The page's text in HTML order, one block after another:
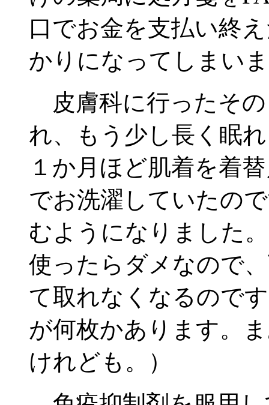
口でお金を支払い終
かりになってしまい
皮膚科に行ったそ
れ、もう少し長く眠
１か月ほど肌着を着
でお洗濯していたの
むようになりました
使ったらダメなので
て取れなくなるので
が何枚かあります。
けれども。）